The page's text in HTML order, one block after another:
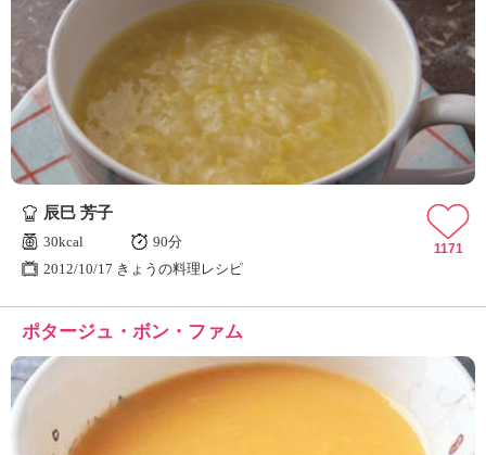
辰巳 芳子
30kcal
90分
2012/10/17 きょうの料理レシピ
1171
ポタージュ・ボン・ファム